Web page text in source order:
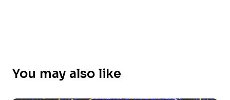
You may also like